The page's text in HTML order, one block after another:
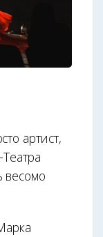
артист,
весомо